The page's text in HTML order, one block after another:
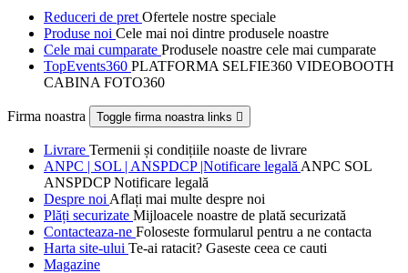
Reduceri de pret Ofertele nostre speciale
Produse noi Cele mai noi dintre produsele noastre
Cele mai cumparate Produsele noastre cele mai cumparate
TopEvents360 PLATFORMA SELFIE360 VIDEOBOOTH
CABINA FOTO360
Firma noastra Toggle firma noastra links 
Livrare Termenii și condițiile noaste de livrare
ANPC | SOL | ANSPDCP |Notificare legală ANPC SOL
ANSPDCP Notificare legală
Despre noi Aflați mai multe despre noi
Plăți securizate Mijloacele noastre de plată securizată
Contacteaza-ne Foloseste formularul pentru a ne contacta
Harta site-ului Te-ai ratacit? Gaseste ceea ce cauti
Magazine